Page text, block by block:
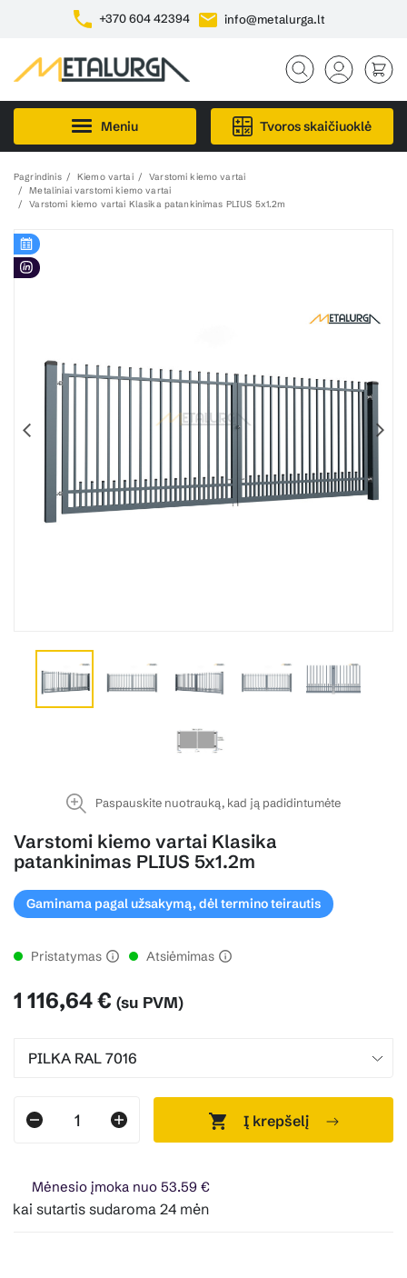
+370 604 42394 info@metalurga.lt
Meniu Tvoros skaičiuoklė
Pagrindinis Kiemo vartai
Varstomi kiemo vartai
Metaliniai varstomi kiemo vartai
Varstomi kiemo vartai Klasika patankinimas PLIUS 5x1.2m
Paspauskite nuotrauką, kad ją padidintumėte
Varstomi kiemo vartai Klasika
patankinimas PLIUS 5x1.2m
Gaminama pagal užsakymą, dėl termino teirautis
Pristatymas Atsiėmimas
1 116,64 € (su PVM)
Į krepšelį
Mėnesio įmoka nuo 53.59 €
sudaroma 24 mėn. terminui, metinė palūkanų